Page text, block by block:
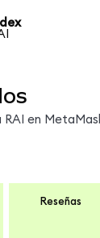
en
Reseñas